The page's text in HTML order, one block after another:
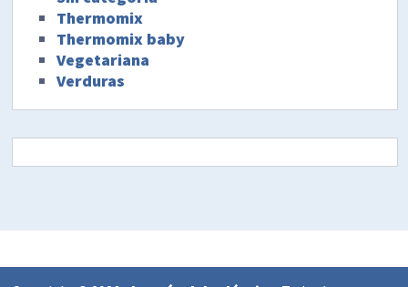
Thermomix
Thermomix baby
Vegetariana
Verduras